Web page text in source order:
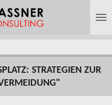
STRATEGIEN ZUR